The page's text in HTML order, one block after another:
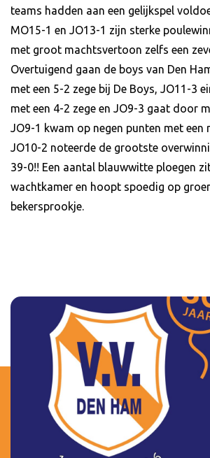
teams hadden aan een gelijkspel
MO15-1 en JO13-1 zijn sterke
met groot machtsvertoon zelfs een
Overtuigend gaan de boys van Den
met een 5-2 zege bij De Boys, JO11-3
met een 4-2 zege en JO9-3 gaat door
JO9-1 kwam op negen punten met een
JO10-2 noteerde de grootste
39-0!! Een aantal blauwwitte ploegen
wachtkamer en hoopt spoedig op
bekersprookje.